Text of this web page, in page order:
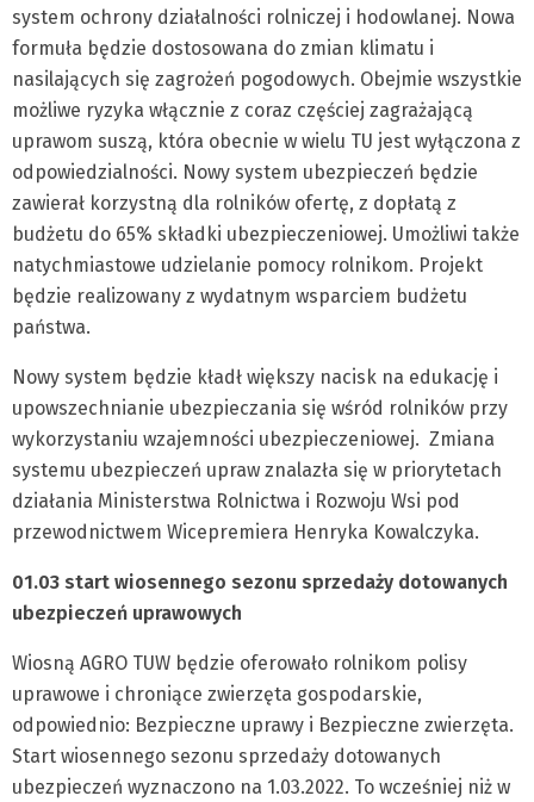
system ochrony działalności rolniczej i hodowlanej. Nowa
formuła będzie dostosowana do zmian klimatu i
nasilających się zagrożeń pogodowych. Obejmie wszystkie
możliwe ryzyka włącznie z coraz częściej zagrażającą
uprawom suszą, która obecnie w wielu TU jest wyłączona z
odpowiedzialności. Nowy system ubezpieczeń będzie
zawierał korzystną dla rolników ofertę, z dopłatą z
budżetu do 65% składki ubezpieczeniowej. Umożliwi także
natychmiastowe udzielanie pomocy rolnikom. Projekt
będzie realizowany z wydatnym wsparciem budżetu
państwa.
Nowy system będzie kładł większy nacisk na edukację i
upowszechnianie ubezpieczania się wśród rolników przy
wykorzystaniu wzajemności ubezpieczeniowej. Zmiana
systemu ubezpieczeń upraw znalazła się w priorytetach
działania Ministerstwa Rolnictwa i Rozwoju Wsi pod
przewodnictwem Wicepremiera Henryka Kowalczyka.
01.03 start wiosennego sezonu sprzedaży dotowanych
ubezpieczeń uprawowych
Wiosną AGRO TUW będzie oferowało rolnikom polisy
uprawowe i chroniące zwierzęta gospodarskie,
odpowiednio: Bezpieczne uprawy i Bezpieczne zwierzęta.
Start wiosennego sezonu sprzedaży dotowanych
ubezpieczeń wyznaczono na 1.03.2022. To wcześniej niż w